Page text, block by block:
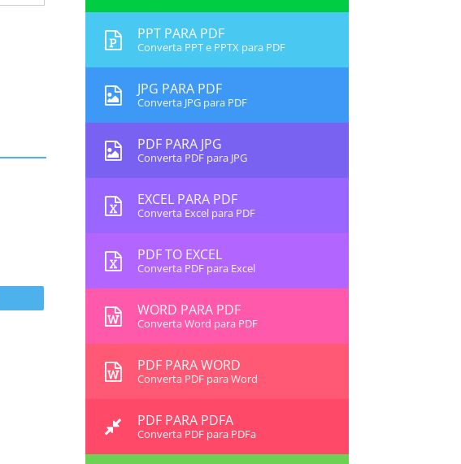
PPT PARA PDF
Converta PPT e PPTX para PDF
JPG PARA PDF
Converta JPG para PDF
PDF PARA JPG
Converta PDF para JPG
EXCEL PARA PDF
Converta Excel para PDF
PDF TO EXCEL
Converta PDF para Excel
WORD PARA PDF
Converta Word para PDF
PDF PARA WORD
Converta PDF para Word
PDF PARA PDFA
Converta PDF para PDFa